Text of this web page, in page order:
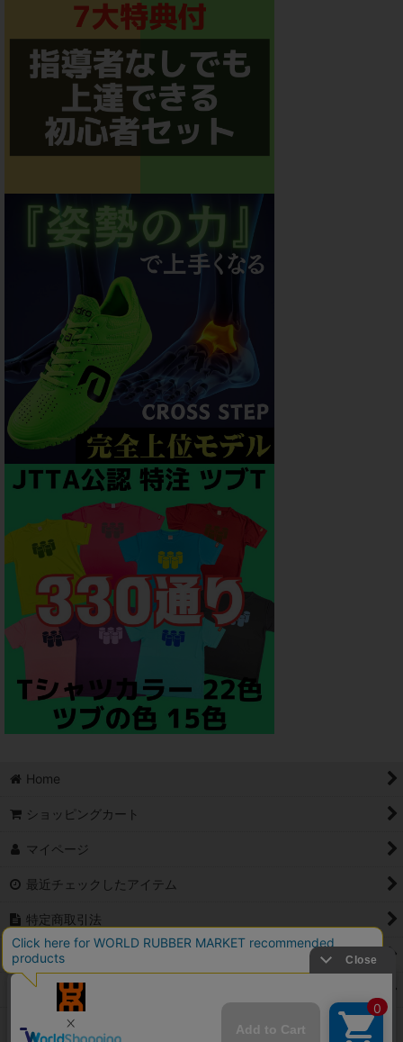
Home
ショッピングカート
マイページ
最近チェックしたアイテム
特定商取引法
ご利用案内
Contact